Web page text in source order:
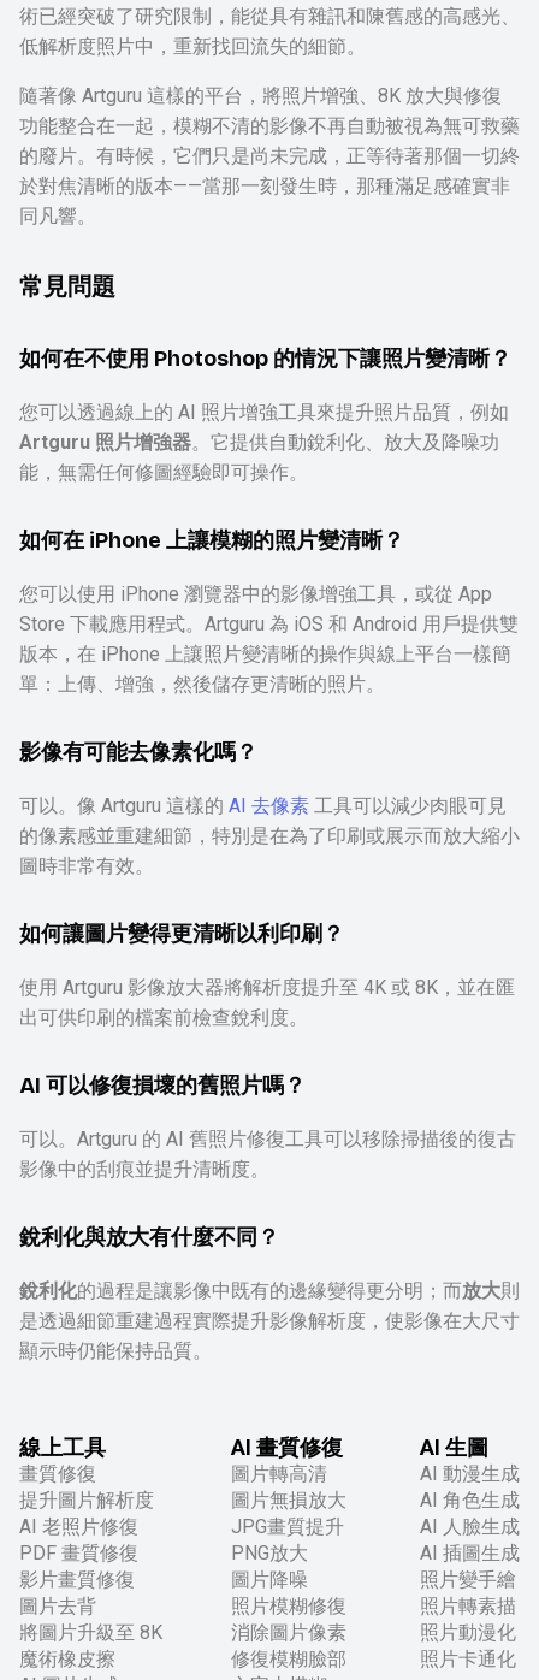
術已經突破了研究限制，能從具有雜訊和陳舊感的高感光、
低解析度照片中，重新找回流失的細節。
隨著像 Artguru 這樣的平台，將照片增強、8K 放大與修復
功能整合在一起，模糊不清的影像不再自動被視為無可救藥
的廢片。有時候，它們只是尚未完成，正等待著那個一切終
於對焦清晰的版本——當那一刻發生時，那種滿足感確實非
同凡響。
常見問題
如何在不使用 Photoshop 的情況下讓照片變清晰？
您可以透過線上的 AI 照片增強工具來提升照片品質，例如
Artguru 照片增強器。它提供自動銳利化、放大及降噪功
能，無需任何修圖經驗即可操作。
如何在 iPhone 上讓模糊的照片變清晰？
您可以使用 iPhone 瀏覽器中的影像增強工具，或從 App
Store 下載應用程式。Artguru 為 iOS 和 Android 用戶提供雙
版本，在 iPhone 上讓照片變清晰的操作與線上平台一樣簡
單：上傳、增強，然後儲存更清晰的照片。
影像有可能去像素化嗎？
可以。像 Artguru 這樣的 AI 去像素 工具可以減少肉眼可見
的像素感並重建細節，特別是在為了印刷或展示而放大縮小
圖時非常有效。
如何讓圖片變得更清晰以利印刷？
使用 Artguru 影像放大器將解析度提升至 4K 或 8K，並在匯
出可供印刷的檔案前檢查銳利度。
AI 可以修復損壞的舊照片嗎？
可以。Artguru 的 AI 舊照片修復工具可以移除掃描後的復古
影像中的刮痕並提升清晰度。
銳利化與放大有什麼不同？
銳利化的過程是讓影像中既有的邊緣變得更分明；而放大則
是透過細節重建過程實際提升影像解析度，使影像在大尺寸
顯示時仍能保持品質。
線上工具
畫質修復
提升圖片解析度
AI 老照片修復
PDF 畫質修復
影片畫質修復
圖片去背
將圖片升級至 8K
魔術橡皮擦
AI 畫質修復
圖片轉高清
圖片無損放大
JPG畫質提升
PNG放大
圖片降噪
照片模糊修復
消除圖片像素
修復模糊臉部
AI 生圖
AI 動漫生成
AI 角色生成
AI 人臉生成
AI 插圖生成
照片變手繪
照片轉素描
照片動漫化
照片卡通化